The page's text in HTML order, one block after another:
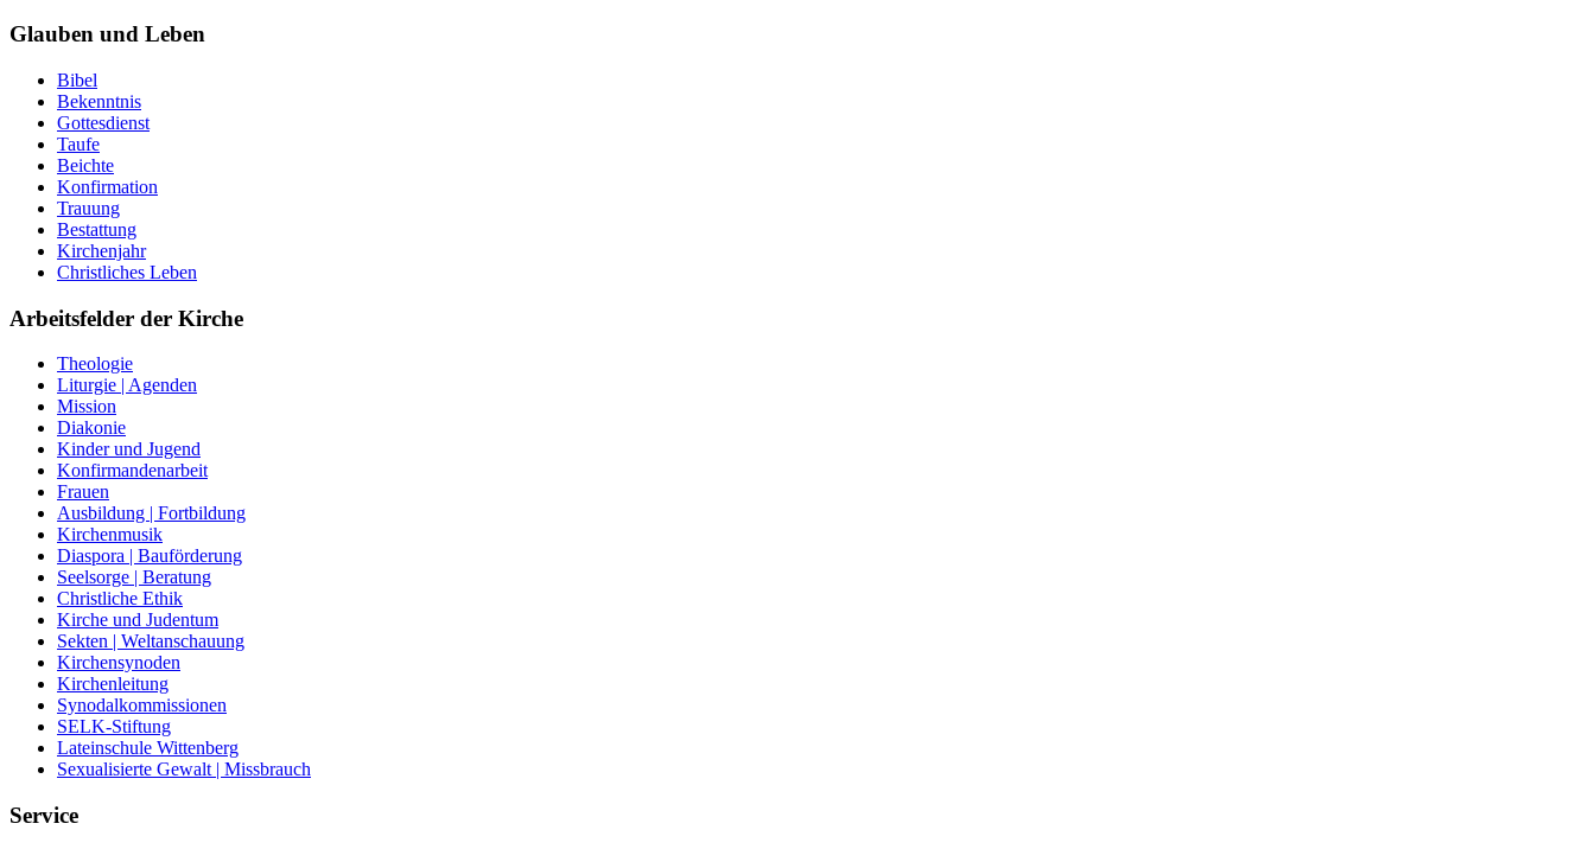
Glauben und Leben
Bibel
Bekenntnis
Gottesdienst
Taufe
Beichte
Konfirmation
Trauung
Bestattung
Kirchenjahr
Christliches Leben
Arbeitsfelder der Kirche
Theologie
Liturgie | Agenden
Mission
Diakonie
Kinder und Jugend
Konfirmandenarbeit
Frauen
Ausbildung | Fortbildung
Kirchenmusik
Diaspora | Bauförderung
Seelsorge | Beratung
Christliche Ethik
Kirche und Judentum
Sekten | Weltanschauung
Kirchensynoden
Kirchenleitung
Synodalkommissionen
SELK-Stiftung
Lateinschule Wittenberg
Sexualisierte Gewalt | Missbrauch
Service